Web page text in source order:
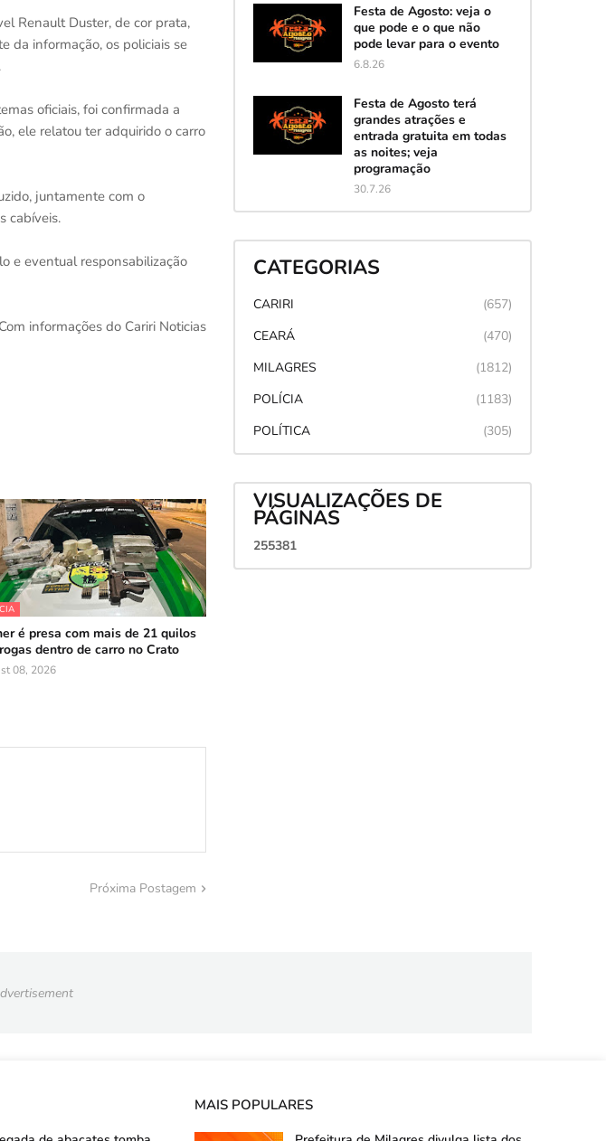
Renault Duster, de cor prata,
da informação, os policiais se
oficiais, foi confirmada a
ele relatou ter adquirido o carro
juntamente com o
cabíveis.
e eventual responsabilização
Com informações do Cariri Noticias
é presa com mais de 21 quilos
dentro de carro no Crato
08, 2026
Próxima Postagem
Festa de Agosto: veja o
que pode e o que não
pode levar para o evento
6.8.26
Festa de Agosto terá
grandes atrações e
entrada gratuita em todas
as noites; veja
programação
30.7.26
CATEGORIAS
CARIRI
(657)
CEARÁ
(470)
MILAGRES
(1812)
POLÍCIA
(1183)
POLÍTICA
(305)
VISUALIZAÇÕES DE
PÁGINAS
255381
MAIS POPULARES